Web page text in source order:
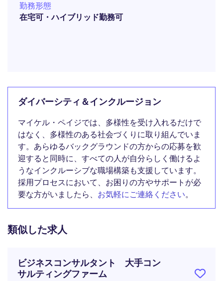
勤務形態
在宅可・ハイブリッド勤務可
ダイバーシティ＆インクルージョン
マイケル・ペイジでは、多様性を受け入れるだけで
はなく、多様性のある社会づくりに取り組んでいま
す。あらゆるバックグラウンドの方からの応募を歓
迎すると同時に、すべての人が自分らしく働けるよ
うなインクルーシブな職場構築も支援しています。
採用プロセスにおいて、お困りの方やサポートが必
要な方がいましたら、 お気軽にご連絡ください。
類似した求人
ビジネスコンサルタント 大手コン
サルティングファーム